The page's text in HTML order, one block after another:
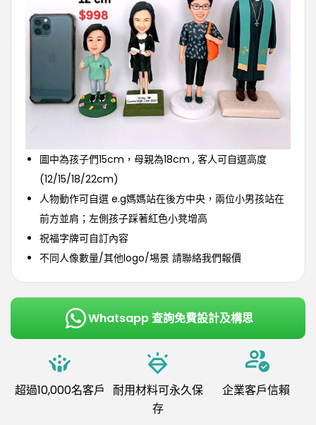
圖中為孩子們15cm，母親為18cm , 客人可自選高度
(12/15/18/22cm)
人物動作可自選 e.g媽媽站在後方中央，兩位小男孩站在
前方並肩；左側孩子踩著紅色小凳增高
祝福字牌可自訂內容
不同人像數量/其他logo/埸景 請聯絡我們報價
Whatsapp 查詢免費設計及構思
超過10,000名客戶 耐用材料可永久保
存
企業客戶信賴